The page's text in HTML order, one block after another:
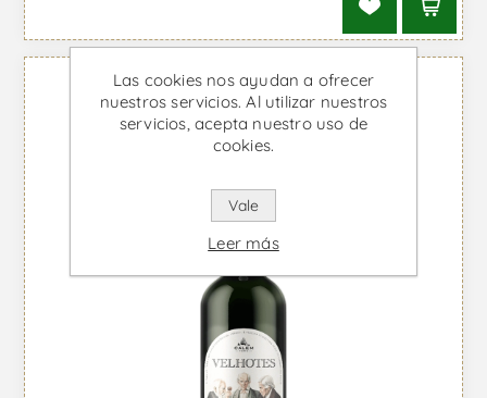
Las cookies nos ayudan a ofrecer
nuestros servicios. Al utilizar nuestros
servicios, acepta nuestro uso de
cookies.
Vale
Leer más